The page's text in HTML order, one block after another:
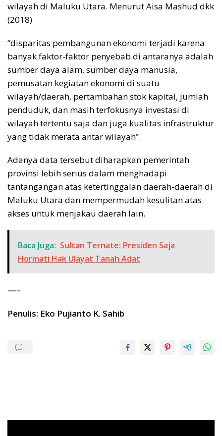
wilayah di Maluku Utara. Menurut Aisa Mashud dkk
(2018)
“disparitas pembangunan ekonomi terjadi karena
banyak faktor-faktor penyebab di antaranya adalah
sumber daya alam, sumber daya manusia,
pemusatan kegiatan ekonomi di suatu
wilayah/daerah, pertambahan stok kapital, jumlah
penduduk, dan masih terfokusnya investasi di
wilayah tertentu saja dan juga kualitas infrastruktur
yang tidak merata antar wilayah”.
Adanya data tersebut diharapkan pemerintah
provinsi lebih serius dalam menghadapi
tantangangan atas ketertinggalan daerah-daerah di
Maluku Utara dan mempermudah kesulitan atas
akses untuk menjakau daerah lain.
Baca Juga: Sultan Ternate: Presiden Saja
Hormati Hak Ulayat Tanah Adat
—–
Penulis: Eko Pujianto K. Sahib